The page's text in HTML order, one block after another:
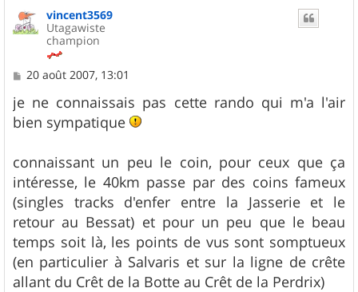
vincent3569
Utagawiste
champion
M
s
s
a
20 août 2007, 13:01
je ne connaissais pas cette rando qui m'a l'air
bien sympatique
connaissant un peu le coin, pour ceux que ça
intéresse, le 40km passe par des coins fameux
(singles tracks d'enfer entre la Jasserie et le
retour au Bessat) et pour un peu que le beau
temps soit là, les points de vus sont somptueux
(en particulier à Salvaris et sur la ligne de crête
allant du Crêt de la Botte au Crêt de la Perdrix)